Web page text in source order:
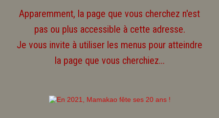
Apparemment, la page que vous cherchez n'est
pas ou plus accessible à cette adresse.
Je vous invite à utiliser les menus pour atteindre
la page que vous cherchiez...